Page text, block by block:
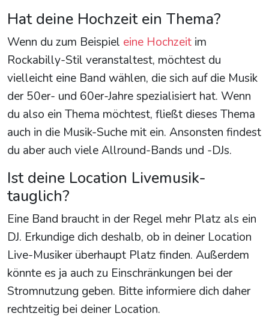
Hat deine Hochzeit ein Thema?
Wenn du zum Beispiel eine Hochzeit im
Rockabilly-Stil veranstaltest, möchtest du
vielleicht eine Band wählen, die sich auf die Musik
der 50er- und 60er-Jahre spezialisiert hat. Wenn
du also ein Thema möchtest, fließt dieses Thema
auch in die Musik-Suche mit ein. Ansonsten findest
du aber auch viele Allround-Bands und -DJs.
Ist deine Location Livemusik-
tauglich?
Eine Band braucht in der Regel mehr Platz als ein
DJ. Erkundige dich deshalb, ob in deiner Location
Live-Musiker überhaupt Platz finden. Außerdem
könnte es ja auch zu Einschränkungen bei der
Stromnutzung geben. Bitte informiere dich daher
rechtzeitig bei deiner Location.